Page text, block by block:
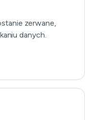
zerwane,
danych.